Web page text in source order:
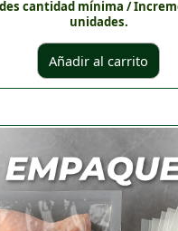
cantidad mínima /
unidades.
Añadir al carrito